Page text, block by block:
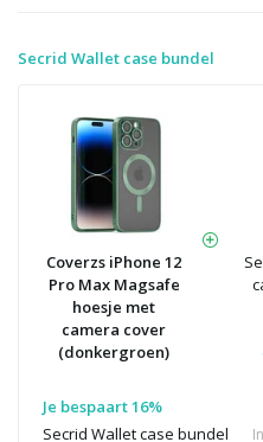
Secrid Wallet case bundel
Coverzs iPhone 12
Pro Max Magsafe
hoesje met
camera cover
(donkergroen)
Je bespaart 16%
Secrid Wallet case bundel